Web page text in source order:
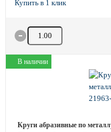
Количество товара
В наличии
Круги абразивные по